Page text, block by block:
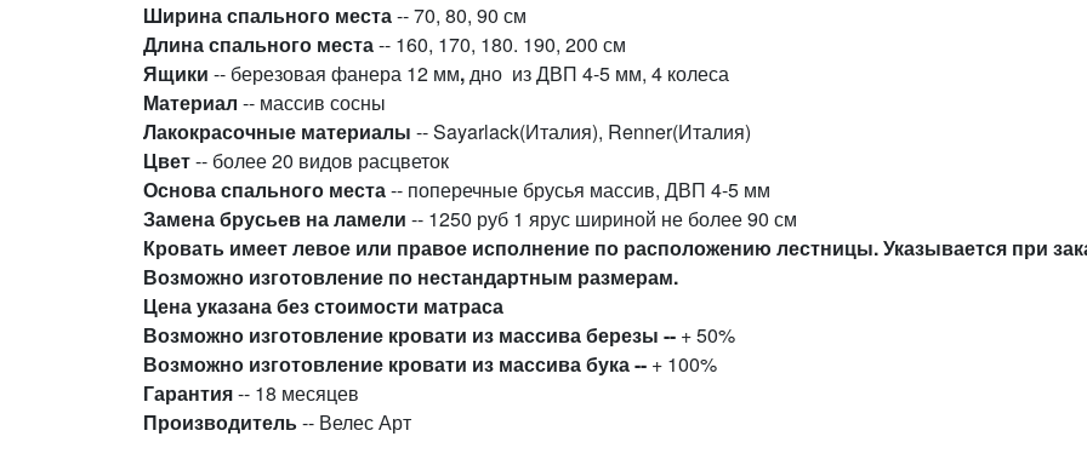
Ширина спального места-- 70, 80, 90 см
Длина спального места-- 160, 170, 180. 190, 200 см
Ящики -- березовая фанера 12 мм,дно из ДВП 4-5 мм, 4 колеса
Материал -- массив сосны
Лакокрасочные материалы -- Sayarlack(Италия), Renner(Италия)
Цвет-- более 20 видов расцветок
Основа спального места-- поперечные брусья массив, ДВП 4-5 мм
Замена брусьев на ламели -- 1250 руб 1 ярус шириной не более 90 см
Кровать имеет левое или правое исполнение по расположению лестницы. Указывается при
Возможно изготовление по нестандартным размерам.
Цена указана без стоимости матраса
Возможно изготовление кровати из массива березы -- + 50%
Возможно изготовление кровати из массива бука -- + 100%
Гарантия-- 18 месяцев
Производитель-- Велес Арт